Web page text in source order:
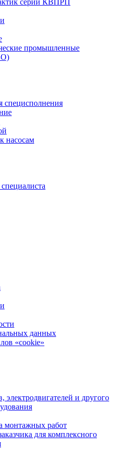
серии КВПРП
промышленные
специсполнения
насосам
данных
«cookie»
электродвигателей и другого
монтажных работ
для комплексного